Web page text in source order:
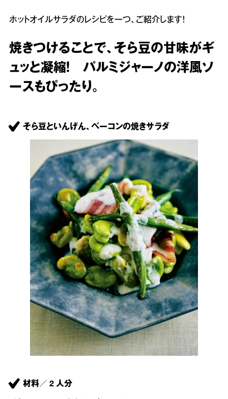
ホットオイルサラダのレシピを一つ、ご紹介します！
焼きつけることで、そら豆の甘味がギ
ュッと凝縮！ パルミジャーノの洋風ソ
ースもぴったり。
そら豆といんげん、ベーコンの焼きサラダ
材料／ 2 人分